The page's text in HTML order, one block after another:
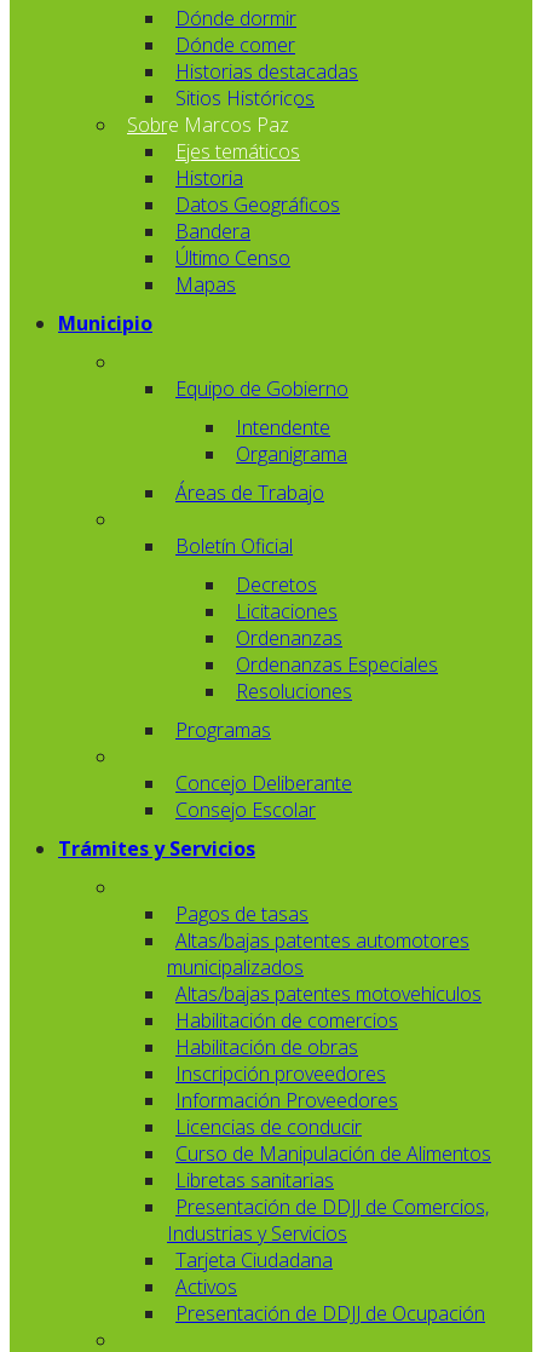
Dónde dormir
Dónde comer
Historias destacadas
Sitios Históricos
Sobre Marcos Paz
Ejes temáticos
Historia
Datos Geográficos
Bandera
Último Censo
Mapas
Municipio
Equipo de Gobierno
Intendente
Organigrama
Áreas de Trabajo
Boletín Oficial
Decretos
Licitaciones
Ordenanzas
Ordenanzas Especiales
Resoluciones
Programas
Concejo Deliberante
Consejo Escolar
Trámites y Servicios
Pagos de tasas
Altas/bajas patentes automotores
municipalizados
Altas/bajas patentes motovehiculos
Habilitación de comercios
Habilitación de obras
Inscripción proveedores
Información Proveedores
Licencias de conducir
Curso de Manipulación de Alimentos
Libretas sanitarias
Presentación de DDJJ de Comercios,
Industrias y Servicios
Tarjeta Ciudadana
Activos
Presentación de DDJJ de Ocupación